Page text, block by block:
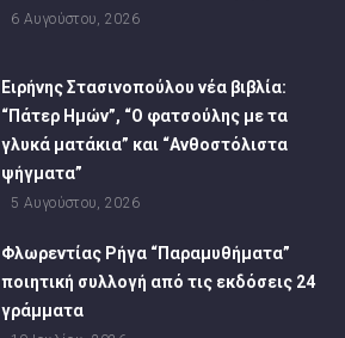
6 Αυγούστου, 2026
Ειρήνης Στασινοπούλου νέα βιβλία:
“Πάτερ Ημών”, “Ο φατσούλης με τα
γλυκά ματάκια” και “Ανθοστόλιστα
ψήγματα”
5 Αυγούστου, 2026
Φλωρεντίας Ρήγα “Παραμυθήματα”
ποιητική συλλογή από τις εκδόσεις 24
γράμματα